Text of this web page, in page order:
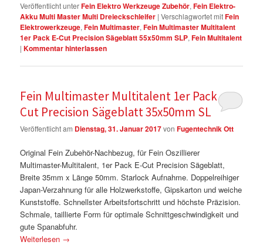
Veröffentlicht unterFein Elektro Werkzeuge Zubehör,Fein Elektro-
Akku Multi Master Multi Dreieckschleifer |Verschlagwortet mitFein
Elektrowerkzeuge,Fein Multimaster,Fein Multimaster Multitalent
1er Pack E-Cut Precision Sägeblatt 55x50mm SLP,Fein Multitalent
|Kommentar hinterlassen
Fein Multimaster Multitalent 1er Pack E-
Cut Precision Sägeblatt 35x50mm SL
Veröffentlicht am Dienstag, 31. Januar 2017vonFugentechnik Ott
Original Fein Zubehör-Nachbezug, für Fein Oszillierer
Multimaster-Multitalent, 1er Pack E-Cut Precision Sägeblatt,
Breite 35mm x Länge 50mm. Starlock Aufnahme. Doppelreihiger
Japan-Verzahnung für alle Holzwerkstoffe, Gipskarton und weiche
Kunststoffe. Schnellster Arbeitsfortschritt und höchste Präzision.
Schmale, taillierte Form für optimale Schnittgeschwindigkeit und
gute Spanabfuhr.
Weiterlesen →